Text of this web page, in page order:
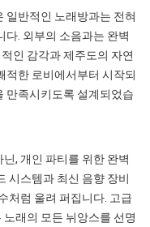
일반적인 노래방과는 전혀
다. 외부의 소음과는 완벽
인 감각과 제주도의 자연
적한 로비에서부터 시작되
만족시키도록 설계되었습
, 개인 파티를 위한 완벽
시스템과 최신 음향 장비
처럼 울려 퍼집니다. 고급
래의 모든 뉘앙스를 선명